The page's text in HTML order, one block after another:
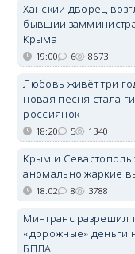
Ханский дворец
бывший
Крыма
19:00 6 8673
Любовь живёт три
новая песня стала
россиянок
18:20 5 1340
Крым и Севастополь
аномально жаркие
18:02 8 3788
Минтранс разрешил
«дорожные» деньги
БПЛА